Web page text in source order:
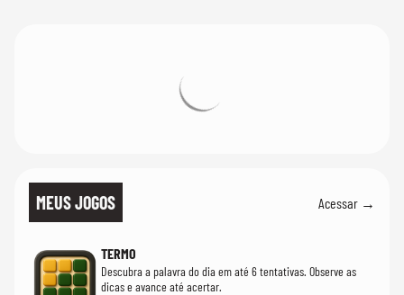
MEUS JOGOS Acessar →
TERMO
Descubra a palavra do dia em até 6 tentativas. Observe as
dicas e avance até acertar.